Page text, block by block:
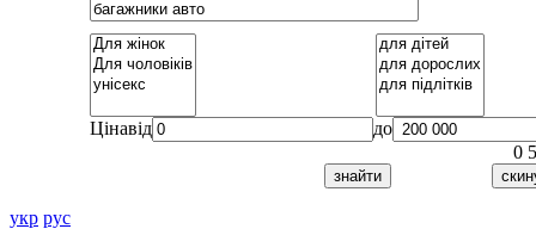
Цінавід
до
0
укр рус